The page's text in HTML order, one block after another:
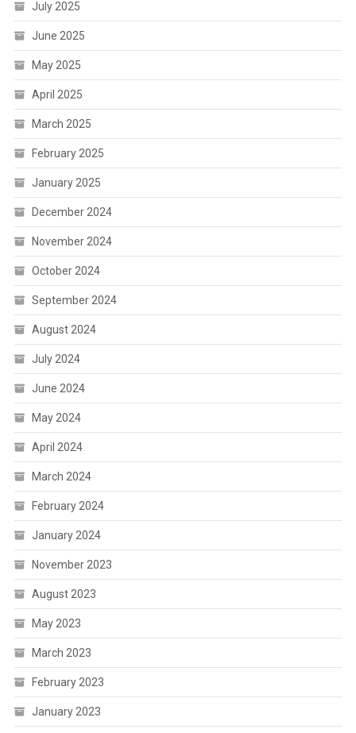
July 2025
June 2025
May 2025
April 2025
March 2025
February 2025
January 2025
December 2024
November 2024
October 2024
September 2024
August 2024
July 2024
June 2024
May 2024
April 2024
March 2024
February 2024
January 2024
November 2023
August 2023
May 2023
March 2023
February 2023
January 2023